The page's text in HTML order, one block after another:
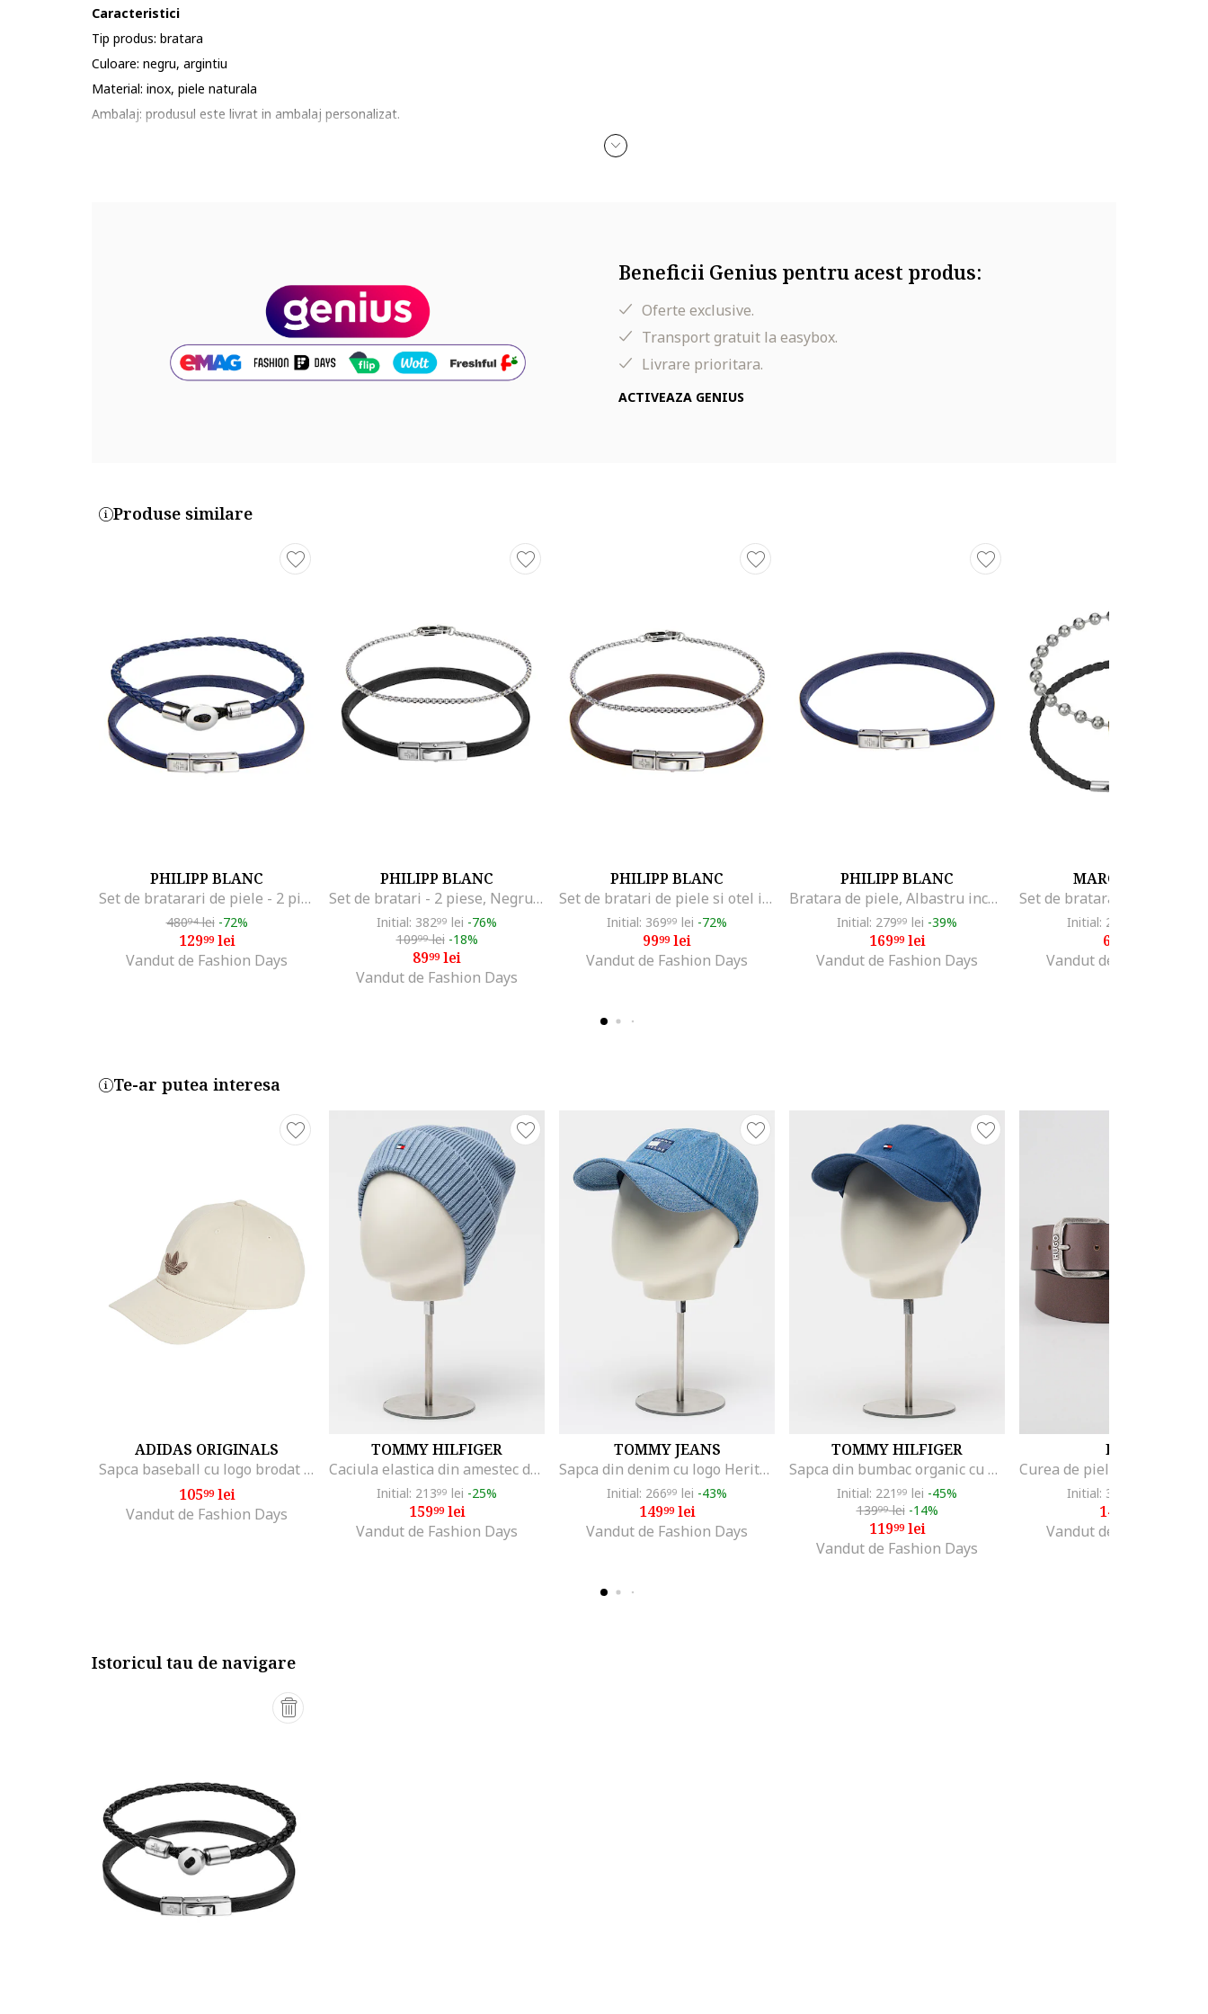
Caracteristici
Tip produs: bratara
Culoare: negru, argintiu
Material: inox, piele naturala
Ambalaj: produsul este livrat in ambalaj personalizat.
Part number key:
Beneficii Genius pentru acest produs:
Oferte exclusive.
Transport gratuit la easybox.
Livrare prioritara.
ACTIVEAZA GENIUS
Produse similare
PHILIPP BLANC
Set de bratarari de piele - 2 piese, Albastru inchis/Bleumarin
48094lei -72%
12999lei
Vandut de Fashion Days
PHILIPP BLANC
Set de bratari - 2 piese, Negru/Argintiu
Initial: 38299 lei -76%
10999lei -18%
8999lei
Vandut de Fashion Days
PHILIPP BLANC
Set de bratari de piele si otel inoxidabil - 2 piese, Argintiu, Maro/Argintiu
Initial: 36999 lei -72%
9999lei
Vandut de Fashion Days
PHILIPP BLANC
Bratara de piele, Albastru inchis
Initial: 27999 lei -39%
16999lei
Vandut de Fashion Days
MARC LAUDER
Initial: 290
69
Vandut de Fashion Days
Te-ar putea interesa
ADIDAS ORIGINALS
Sapca baseball cu logo brodat Classic, Crem
10599lei
Vandut de Fashion Days
TOMMY HILFIGER
Caciula elastica din amestec de bumbac organic, Albastru glaciar
Initial: 21399 lei -25%
15999lei
Vandut de Fashion Days
TOMMY JEANS
Sapca din denim cu logo Heritage, Albastru melange
Initial: 26699 lei -43%
14999lei
Vandut de Fashion Days
TOMMY HILFIGER
Sapca din bumbac organic cu detaliu logo The Flag, Albastru inchis
Initial: 221 99 lei -45%
13999lei -14%
11999lei
Vandut de Fashion Days
HUGO
Initial: 304
149
Vandut de Fashion Days
Istoricul tau de navigare